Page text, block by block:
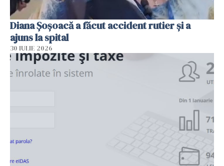
Diana Șoșoacă a făcut accident rutier și a
ajuns la spital
30 IULIE 2026